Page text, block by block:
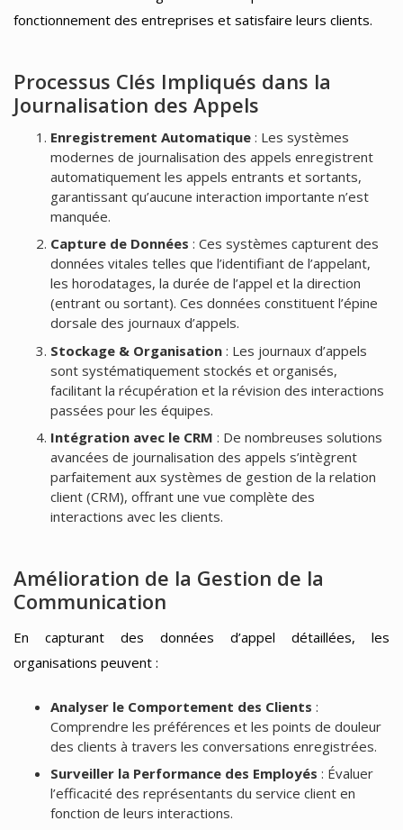
fonctionnement des entreprises et satisfaire leurs clients.
Processus Clés Impliqués dans la
Journalisation des Appels
Enregistrement Automatique: Les systèmes
modernes de journalisation des appels enregistrent
automatiquement les appels entrants et sortants,
garantissant qu’aucune interaction importante n’est
manquée.
Capture de Données : Ces systèmes capturent des
données vitales telles que l’identifiant de l’appelant,
les horodatages, la durée de l’appel et la direction
(entrant ou sortant). Ces données constituent l’épine
dorsale des journaux d’appels.
Stockage & Organisation: Les journaux d’appels
sont systématiquement stockés et organisés,
facilitant la récupération et la révision des interactions
passées pour les équipes.
Intégration avec le CRM : De nombreuses solutions
avancées de journalisation des appels s’intègrent
parfaitement aux systèmes de gestion de la relation
client (CRM), offrant une vue complète des
interactions avec les clients.
Amélioration de la Gestion de la
Communication
En capturant des données d’appel détaillées, les
organisations peuvent :
Analyser le Comportement des Clients :
Comprendre les préférences et les points de douleur
des clients à travers les conversations enregistrées.
Surveiller la Performance des Employés : Évaluer
l’efficacité des représentants du service client en
fonction de leurs interactions.